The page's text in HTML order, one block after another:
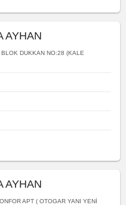
AYHAN
DUKKAN NO:28 (KALE
AYHAN
APT ( OTOGAR YANI YENİ